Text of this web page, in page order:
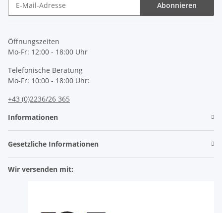
Abonnieren
Öffnungszeiten
Mo-Fr: 12:00 - 18:00 Uhr
Telefonische Beratung
Mo-Fr: 10:00 - 18:00 Uhr:
+43 (0)2236/26 365
Informationen
Gesetzliche Informationen
Wir versenden mit: